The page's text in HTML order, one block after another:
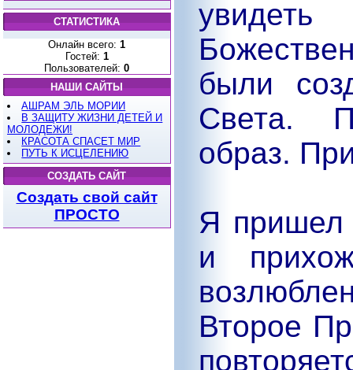
СТАТИСТИКА
Онлайн всего: 1
Гостей: 1
Пользователей: 0
НАШИ САЙТЫ
АШРАМ ЭЛЬ МОРИИ
В ЗАЩИТУ ЖИЗНИ ДЕТЕЙ И
МОЛОДЕЖИ!
КРАСОТА СПАСЕТ МИР
ПУТЬ К ИСЦЕЛЕНИЮ
СОЗДАТЬ САЙТ
Создать свой сайт
ПРОСТО
были
Света.
образ.
Я пришел
и
Второе